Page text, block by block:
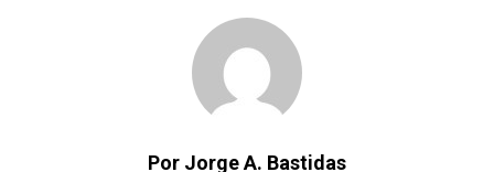
Por Jorge A. Bastidas